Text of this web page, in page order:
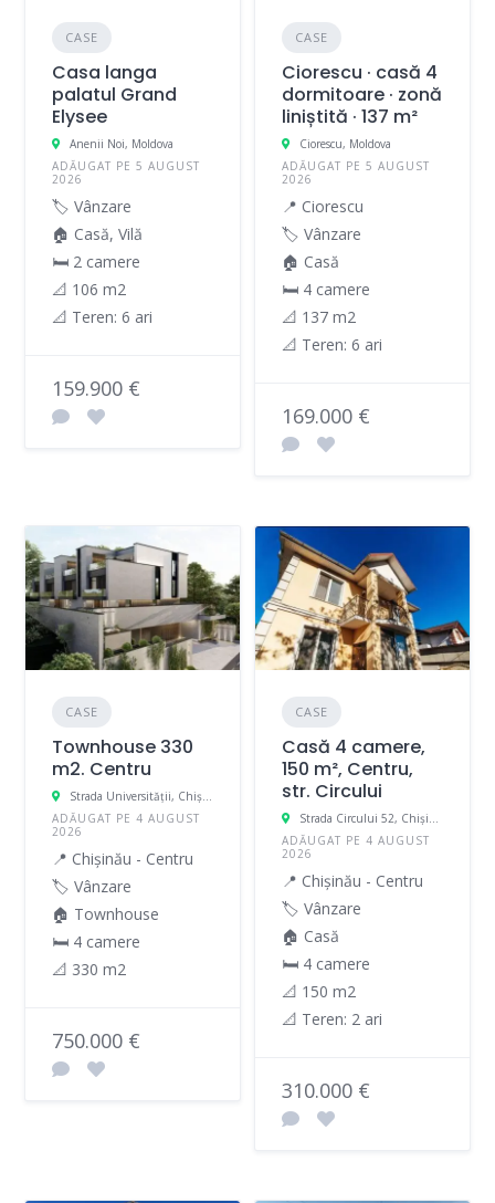
CASE
Casa langa
palatul Grand
Elysee
Anenii Noi, Moldova
ADĂUGAT PE 5 AUGUST
2026
🏷️ Vânzare
🏠 Casă, Vilă
🛏 2 camere
📐 106 m2
📐 Teren: 6 ari
159.900 €
CASE
Ciorescu · casă 4
dormitoare · zonă
liniștită · 137 m²
Ciorescu, Moldova
ADĂUGAT PE 5 AUGUST
2026
📍 Ciorescu
🏷️ Vânzare
🏠 Casă
🛏 4 camere
📐 137 m2
📐 Teren: 6 ari
169.000 €
CASE
Townhouse 330
m2. Centru
ADĂUGAT PE 4 AUGUST
2026
📍 Chișinău - Centru
🏷️ Vânzare
🏠 Townhouse
🛏 4 camere
📐 330 m2
750.000 €
CASE
Casă 4 camere,
150 m², Centru,
str. Circului
ADĂUGAT PE 4 AUGUST
2026
📍 Chișinău - Centru
🏷️ Vânzare
🏠 Casă
🛏 4 camere
📐 150 m2
📐 Teren: 2 ari
310.000 €